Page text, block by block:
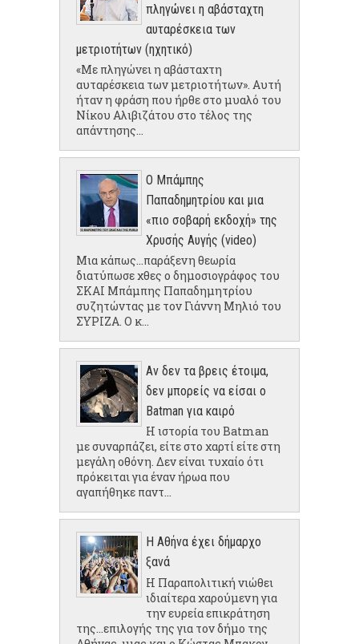
πληγώνει η αβάσταχτη
αυταρέσκεια των
μετριοτήτων (ηχητικό)
«Με πληγώνει η αβάσταχτη
αυταρέσκεια των μετριοτήτων». Αυτή
ήταν η φράση που ήρθε στο μυαλό του
Νίκου Αλιβιζάτου στο τέλος της
απάντησης...
Ο Μπάμπης
Παπαδημητρίου και μια
«πιο σοβαρή εκδοχή» της
Χρυσής Αυγής (video)
Μια κάπως...παράξενη θεωρία
διατύπωσε χθες ο δημοσιογράφος του
ΣΚΑΙ Μπάμπης Παπαδημητρίου
συζητώντας με τον Γιάννη Μηλιό του
ΣΥΡΙΖΑ. Ο κ...
Αν δεν τα βρεις έτοιμα,
δεν μπορείς να είσαι ο
Batman για καιρό
Η ιστορία του Batman
με συναρπάζει, είτε στο χαρτί είτε στη
μεγάλη οθόνη. Δεν είναι τυχαίο ότι
πρόκειται για έναν ήρωα που
αγαπήθηκε παντ...
Η Αθήνα έχει δήμαρχο
ξανά
Η Παραπολιτική νιώθει
ιδιαίτερα χαρούμενη για
την ευρεία επικράτηση
της...επιλογής της για τον δήμο της